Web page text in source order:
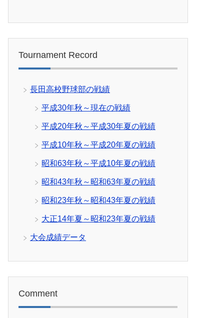
Tournament Record
長田高校野球部の戦績
平成30年秋～現在の戦績
平成20年秋～平成30年夏の戦績
平成10年秋～平成20年夏の戦績
昭和63年秋～平成10年夏の戦績
昭和43年秋～昭和63年夏の戦績
昭和23年秋～昭和43年夏の戦績
大正14年夏～昭和23年夏の戦績
大会成績データ
Comment